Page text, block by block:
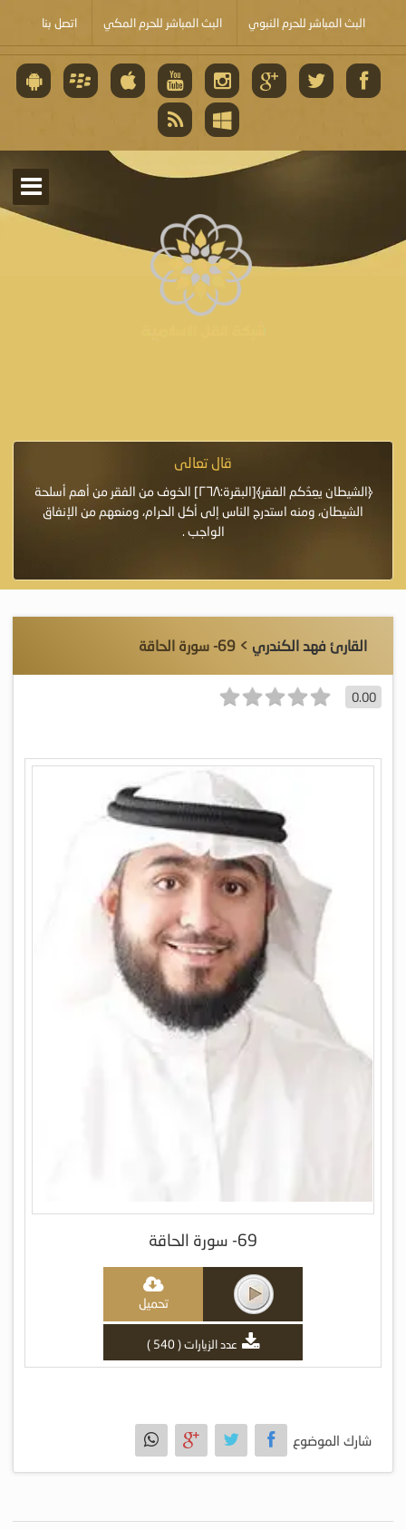
البث المباشر للحرم النبوي البث المباشر للحرم المكي اتصل بنا
قال تعالى
﴿الشيطان يعِدُكم الفقر﴾[البقرة:٢٦٨] الخوف من الفقر من أهم أسلحة
الشيطان، ومنه استدرج الناس إلى أكل الحرام، ومنعهم من الإنفاق
الواجب .
القارئ فهد الكندري > 69- سورة الحاقة
0.00
69- سورة الحاقة
تحميل
عدد الزيارات ( 540 )
شارك الموضوع